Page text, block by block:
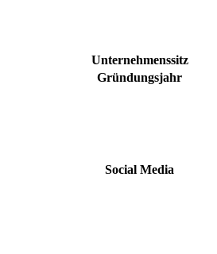
Unternehmenssitz
Gründungsjahr
Social Media